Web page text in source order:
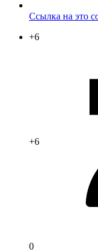
Ссылка на это
+6
+6
0